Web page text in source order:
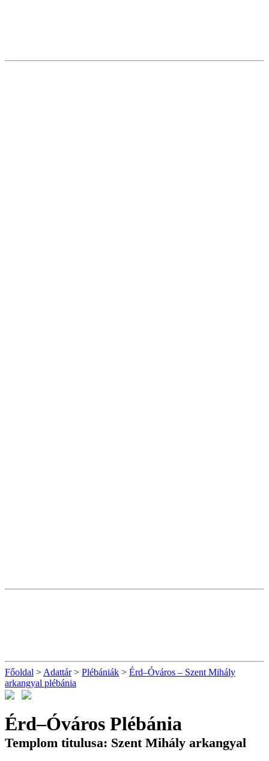
Főoldal > Adattár> Plébániák > Érd–Óváros – Szent Mihály
arkangyal plébánia
Érd–Óváros Plébánia
Templom titulusa: Szent Mihály arkangyal